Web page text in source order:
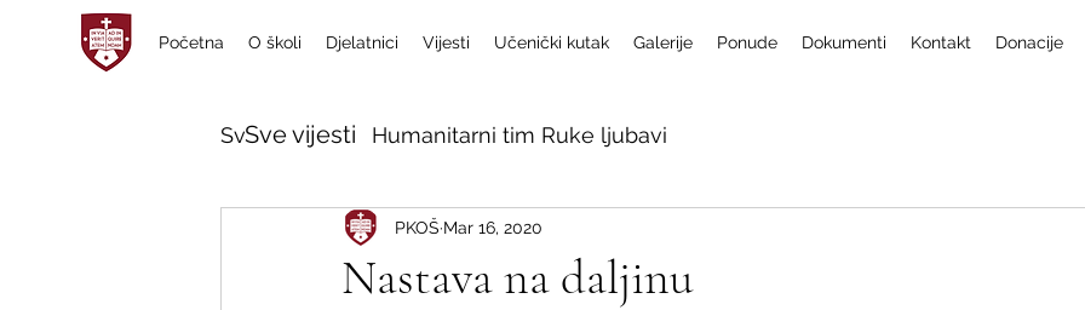
Početna O školi Djelatnici Vijesti Učenički kutak Galerije Ponude Dokumenti Kontakt Donacije
Sve vijesti Humanitarni tim Ruke ljubavi
Nastava na daljinu
PKOŠ Mar 16, 2020
Sve vijesti